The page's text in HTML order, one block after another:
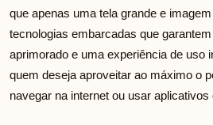
que apenas uma tela grande e
tecnologias embarcadas que
aprimorado e uma experiência de uso
quem deseja aproveitar ao máximo o
navegar na internet ou usar aplicativos